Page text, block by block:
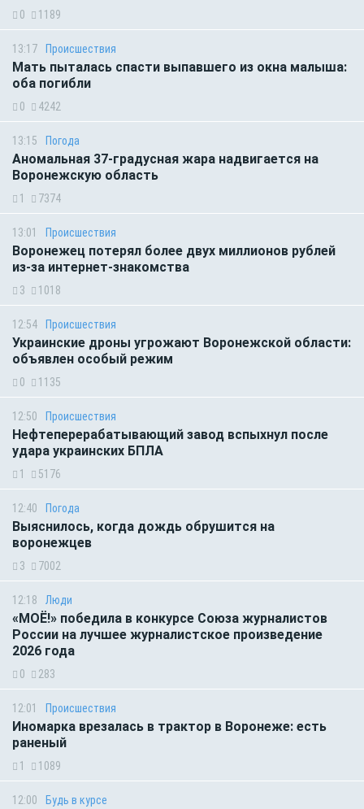
0 1189
13:17 Происшествия
Мать пыталась спасти выпавшего из окна малыша:
оба погибли
0 4242
13:15 Погода
Аномальная 37-градусная жара надвигается на
Воронежскую область
1 7374
13:01 Происшествия
Воронежец потерял более двух миллионов рублей
из-за интернет-знакомства
3 1018
12:54 Происшествия
Украинские дроны угрожают Воронежской области:
объявлен особый режим
0 1135
12:50 Происшествия
Нефтеперерабатывающий завод вспыхнул после
удара украинских БПЛА
1 5176
12:40 Погода
Выяснилось, когда дождь обрушится на
воронежцев
3 7002
12:18 Люди
«МОЁ!» победила в конкурсе Союза журналистов
России на лучшее журналистское произведение
2026 года
0 283
12:01 Происшествия
Иномарка врезалась в трактор в Воронеже: есть
раненый
1 1089
12:00 Будь в курсе